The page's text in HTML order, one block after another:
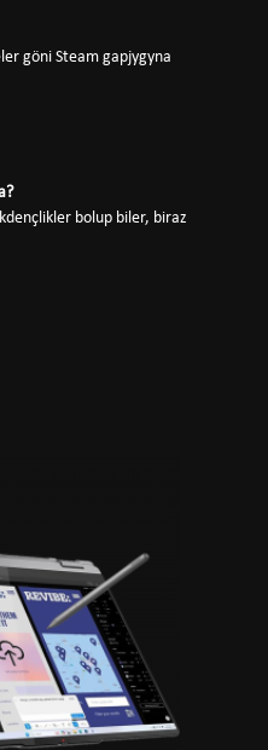
göni Steam gapjygyna
bolup biler, biraz